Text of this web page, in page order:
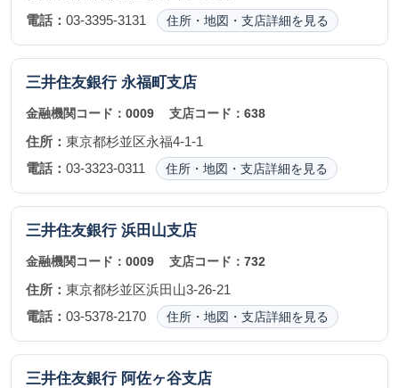
電話： 03-3395-3131 住所・地図・支店詳細を見る
三井住友銀行 永福町支店
金融機関コード： 0009 支店コード：638
住所： 東京都杉並区永福4-1-1
電話： 03-3323-0311 住所・地図・支店詳細を見る
三井住友銀行 浜田山支店
金融機関コード： 0009 支店コード：732
住所： 東京都杉並区浜田山3-26-21
電話： 03-5378-2170 住所・地図・支店詳細を見る
三井住友銀行 阿佐ヶ谷支店